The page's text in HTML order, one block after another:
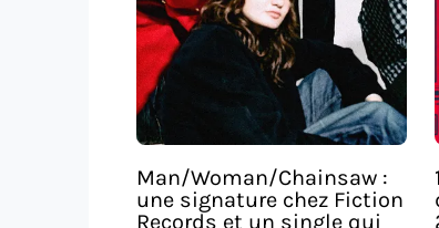
Man/Woman/Chainsaw :
une signature chez Fiction
Records et un single qui